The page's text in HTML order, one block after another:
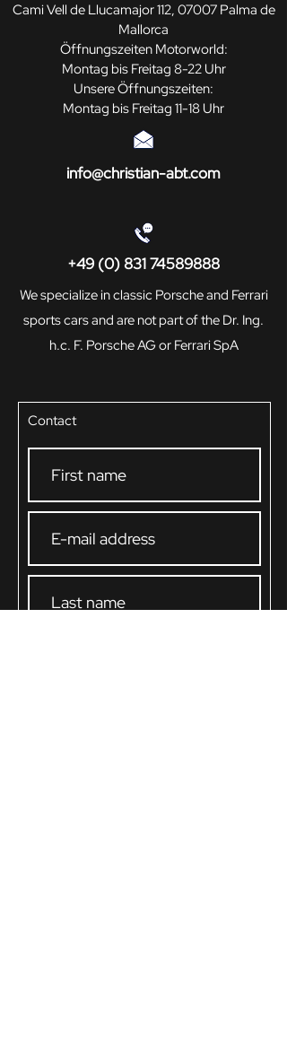
Cami Vell de Llucamajor 112, 07007 Palma de
Mallorca
Öffnungszeiten Motorworld:
Montag bis Freitag 8-22 Uhr
Unsere Öffnungszeiten:
Montag bis Freitag 11-18 Uhr
info@christian-abt.com
+49 (0) 831 74589888
We specialize in classic Porsche and Ferrari
sports cars and are not part of the Dr. Ing.
h.c. F. Porsche AG or Ferrari SpA
Contact